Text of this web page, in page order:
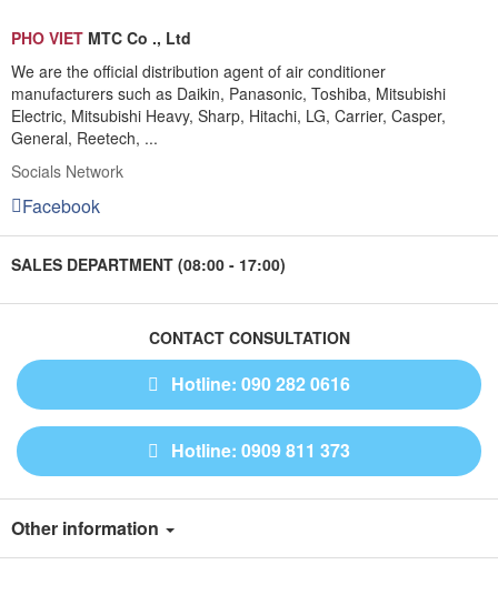
PHO VIET MTC Co ., Ltd
We are the official distribution agent of air conditioner
manufacturers such as Daikin, Panasonic, Toshiba, Mitsubishi
Electric, Mitsubishi Heavy, Sharp, Hitachi, LG, Carrier, Casper,
General, Reetech, ...
Socials Network
Facebook
SALES DEPARTMENT (08:00 - 17:00)
CONTACT CONSULTATION
Hotline: 090 282 0616
Hotline: 0909 811 373
Other information